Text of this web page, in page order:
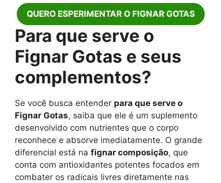
QUERO ESPERIMENTAR O FIGNAR GOTAS
Para que serve o
Fignar Gotas e seus
complementos?
Se você busca entender para que serve o
Fignar Gotas, saiba que ele é um suplemento
desenvolvido com nutrientes que o corpo
reconhece e absorve imediatamente. O grande
diferencial está na fignar composição, que
conta com antioxidantes potentes focados em
combater os radicais livres diretamente nas